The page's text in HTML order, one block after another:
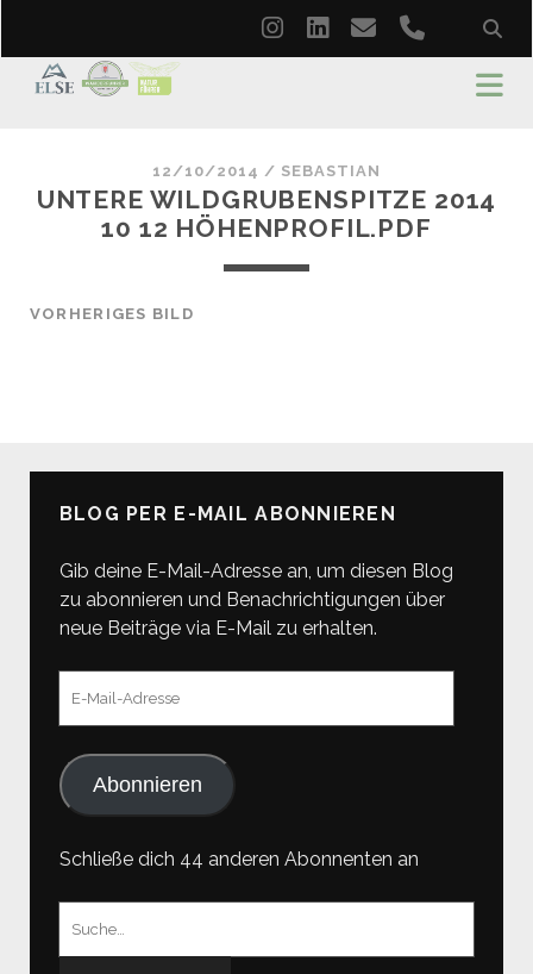
instagram
linkedin
emailphone
12/10/2014 / SEBASTIAN
UNTERE WILDGRUBENSPITZE 2014
10 12 HÖHENPROFIL.PDF
VORHERIGES BILD
BLOG PER E-MAIL ABONNIEREN
Gib deine E-Mail-Adresse an, um diesen Blog
zu abonnieren und Benachrichtigungen über
neue Beiträge via E-Mail zu erhalten.
Abonnieren
Schließe dich 44 anderen Abonnenten an